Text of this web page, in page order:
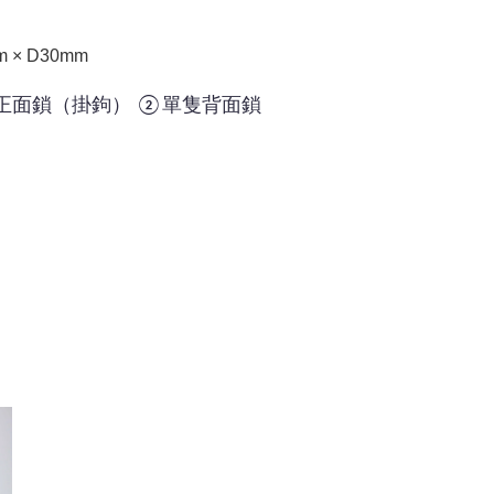
× D30mm
面鎖（掛鉤） ②單隻背面鎖